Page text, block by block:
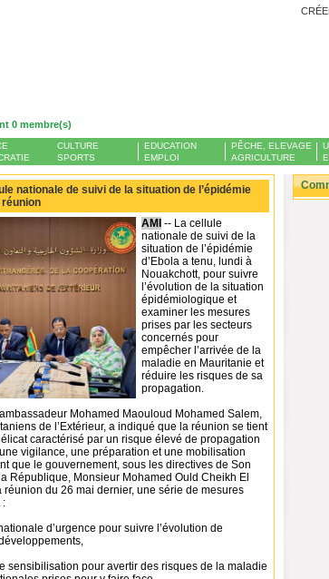
0 membre(s)
CULTURE
SPORTS
EDUCATION
EMPLOI
PÊCHE, ELEVAGE
AGRICULTURE
nationale de suivi de la situation de l’épidémie
réunion
AMI -- La cellule
nationale de suivi de la
situation de l’épidémie
d’Ebola a tenu, lundi à
Nouakchott, pour suivre
l’évolution de la situation
épidémiologique et
examiner les mesures
prises par les secteurs
concernés pour
empêcher l’arrivée de la
maladie en Mauritanie et
réduire les risques de sa
propagation.
Mohamed Maouloud Mohamed Salem,
de l’Extérieur, a indiqué que la réunion se tient
caractérisé par un risque élevé de propagation
vigilance, une préparation et une mobilisation
que le gouvernement, sous les directives de Son
République, Monsieur Mohamed Ould Cheikh El
du 26 mai dernier, une série de mesures
:
d’urgence pour suivre l’évolution de
sensibilisation pour avertir des risques de la maladie